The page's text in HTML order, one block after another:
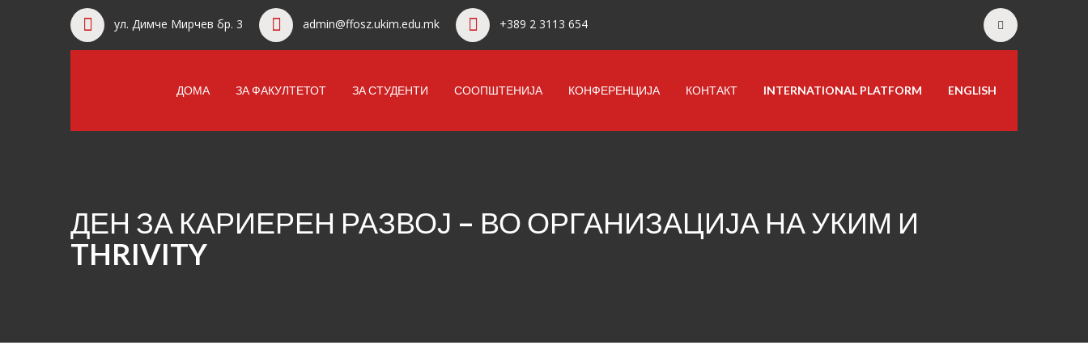
ул. Димче Мирчев бр. 3 admin@ffosz.ukim.edu.mk +389 2 3113 654
ДОМА ЗА ФАКУЛТЕТОТ ЗА СТУДЕНТИ СООПШТЕНИЈА КОНФЕРЕНЦИЈА КОНТАКТ INTERNATIONAL PLATFORM ENGLISH
ДЕН ЗА КАРИЕРЕН РАЗВОЈ – ВО ОРГАНИЗАЦИЈА НА УКИМ И
THRIVITY